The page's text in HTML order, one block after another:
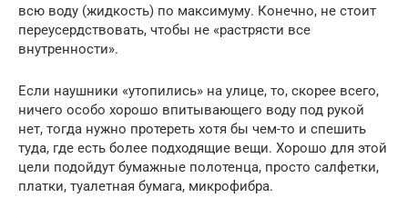
всю воду (жидкость) по максимуму. Конечно, не стоит
переусердствовать, чтобы не «растрясти все
внутренности».
Если наушники «утопились» на улице, то, скорее всего,
ничего особо хорошо впитывающего воду под рукой
нет, тогда нужно протереть хотя бы чем-то и спешить
туда, где есть более подходящие вещи. Хорошо для этой
цели подойдут бумажные полотенца, просто салфетки,
платки, туалетная бумага, микрофибра.